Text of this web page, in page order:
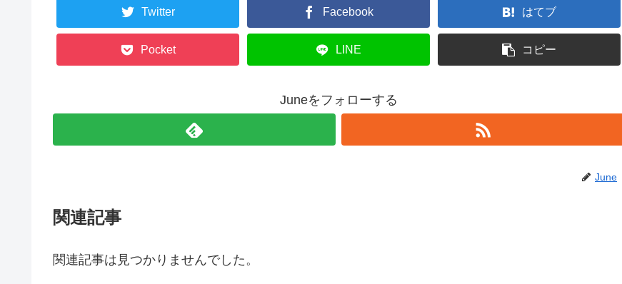
Twitter Facebook はてブ
Pocket LINE コピー
Juneをフォローする
June
関連記事
関連記事は見つかりませんでした。